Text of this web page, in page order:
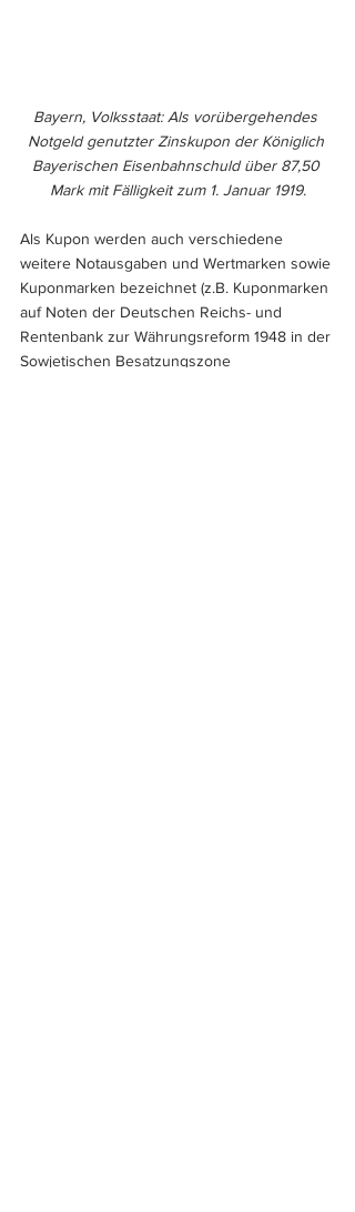
Bayern, Volksstaat: Als vorübergehendes
Notgeld genutzter Zinskupon der Königlich
Bayerischen Eisenbahnschuld über 87,50
Mark mit Fälligkeit zum 1. Januar 1919.
Als Kupon werden auch verschiedene
weitere Notausgaben und Wertmarken sowie
Kuponmarken bezeichnet (z.B. Kuponmarken
auf Noten der Deutschen Reichs- und
Rentenbank zur Währungsreform 1948 in der
Sowjetischen Besatzungszone